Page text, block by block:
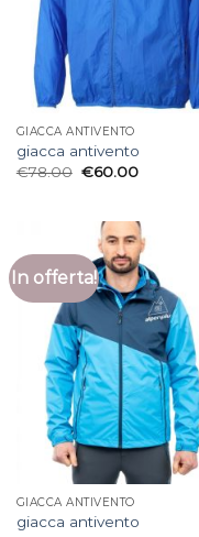
GIACCA ANTIVENTO
giacca antivento
€78.00 €60.00
In offerta!
GIACCA ANTIVENTO
giacca antivento